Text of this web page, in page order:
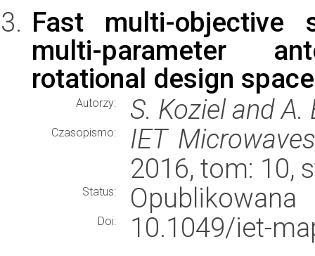
Fast multi-objective
multi-parameter
rotational design
Autorzy: S. Koziel and
Czasopismo:
IET
2016, tom: 10,
Status: Opublikowana
Doi:
10.1049/iet-